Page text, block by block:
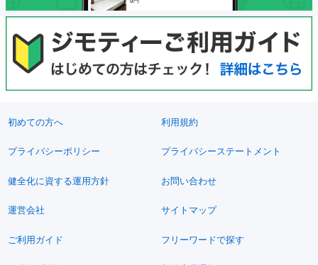
初めての方へ 利用規約
プライバシーポリシー プライバシーステートメント
健全化に資する運用方針 お問い合わせ
運営会社 サイトマップ
ご利用ガイド フリーワードで探す